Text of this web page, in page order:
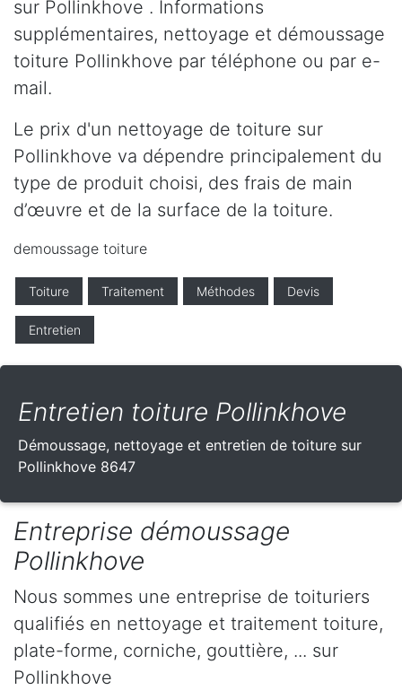
sur Pollinkhove . Informations
supplémentaires, nettoyage et démoussage
toiture Pollinkhove par téléphone ou par e-
mail.
Le prix d'un nettoyage de toiture sur
Pollinkhove va dépendre principalement du
type de produit choisi, des frais de main
d’œuvre et de la surface de la toiture.
demoussage toiture
Toiture Traitement Méthodes Devis
Entretien
Entretien toiture Pollinkhove
Démoussage, nettoyage et entretien de toiture sur
Pollinkhove 8647
Entreprise démoussage
Pollinkhove
Nous sommes une entreprise de toituriers
qualifiés en nettoyage et traitement toiture,
plate-forme, corniche, gouttière, ... sur
Pollinkhove